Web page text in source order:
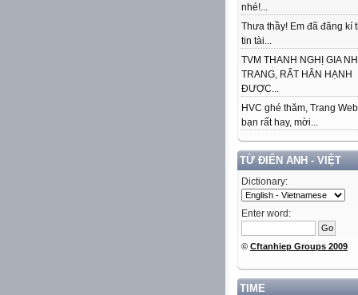
nhé!...
Thưa thầy! Em đã đăng kí
tin tài...
TVM THANH NGHỊ GIA
TRANG, RẤT HÂN HẠNH
ĐƯỢC...
HVC ghé thăm, Trang
bạn rất hay, mời...
TỪ ĐIỂN ANH - VIỆT
Dictionary:
Enter word:
© Cftanhiep Groups 2009
TIME
QUÍ VỊ ĐÃ GHÉ THĂM TRANG WEB CỦA TÔI ++ HẸN GẶP LẠI ++ ĐOÀN